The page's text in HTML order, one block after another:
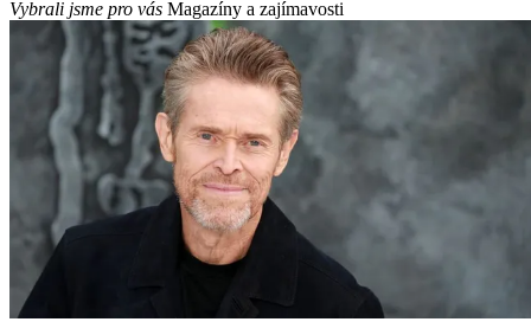
Vybrali jsme pro vás Magazíny a zajímavosti